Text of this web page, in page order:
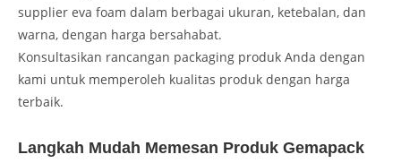
supplier eva foam dalam berbagai ukuran, ketebalan, dan
warna, dengan harga bersahabat.
Konsultasikan rancangan packaging produk Anda dengan
kami untuk memperoleh kualitas produk dengan harga
terbaik.
Langkah Mudah Memesan Produk Gemapack